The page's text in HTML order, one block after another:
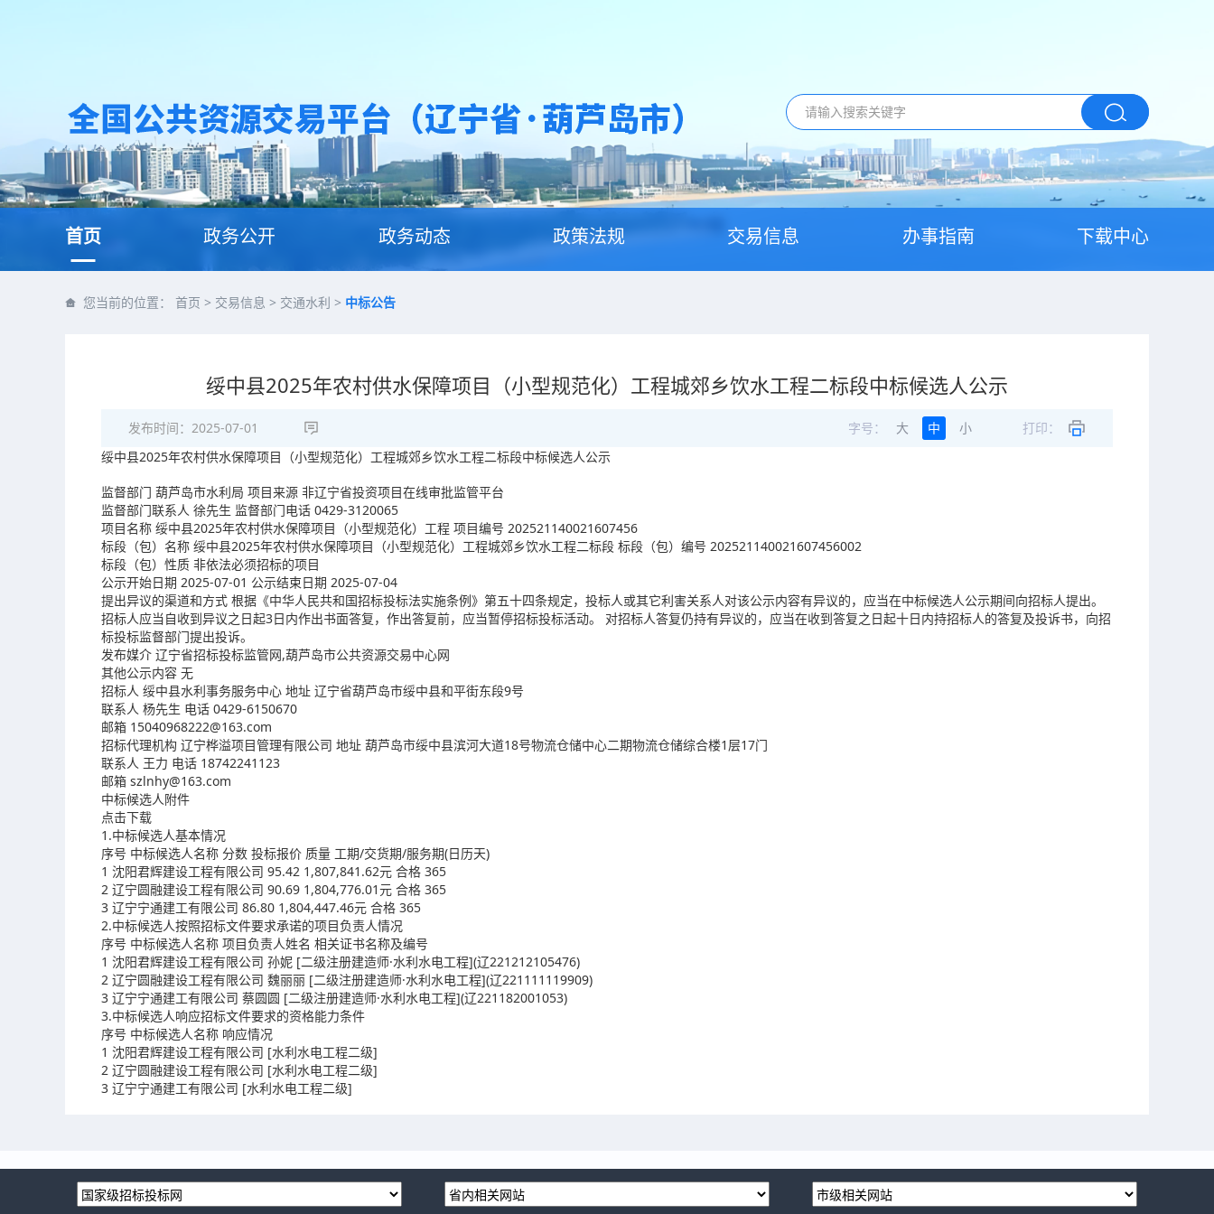
首页 政务公开 政务动态 政策法规 交易信息 办事指南 下载中心
您当前的位置： 首页 > 交易信息 > 交通水利 > 中标公告
绥中县2025年农村供水保障项目（小型规范化）工程城郊乡饮水工程二标段中标候选人公示
发布时间： 2025-07-01 字号： 大 中 小
打印：
绥中县2025年农村供水保障项目（小型规范化）工程城郊乡饮水工程二标段中标候选人公示
监督部门 葫芦岛市水利局 项目来源 非辽宁省投资项目在线审批监管平台
监督部门联系人 徐先生 监督部门电话 0429-3120065
项目名称 绥中县2025年农村供水保障项目（小型规范化）工程 项目编号 202521140021607456
标段（包）名称 绥中县2025年农村供水保障项目（小型规范化）工程城郊乡饮水工程二标段 标段（包）编号 202521140021607456002
标段（包）性质 非依法必须招标的项目
公示开始日期 2025-07-01 公示结束日期 2025-07-04
提出异议的渠道和方式 根据《中华人民共和国招标投标法实施条例》第五十四条规定，投标人或其它利害关系人对该公示内容有异议的，应当在中标候选人公示期间向招标人提出。
招标人应当自收到异议之日起3日内作出书面答复，作出答复前，应当暂停招标投标活动。 对招标人答复仍持有异议的，应当在收到答复之日起十日内持招标人的答复及投诉书，向招
标投标监督部门提出投诉。
发布媒介 辽宁省招标投标监管网,葫芦岛市公共资源交易中心网
其他公示内容 无
招标人 绥中县水利事务服务中心 地址 辽宁省葫芦岛市绥中县和平街东段9号
联系人 杨先生 电话 0429-6150670
邮箱 15040968222@163.com
招标代理机构 辽宁桦溢项目管理有限公司 地址 葫芦岛市绥中县滨河大道18号物流仓储中心二期物流仓储综合楼1层17门
联系人 王力 电话 18742241123
邮箱 szlnhy@163.com
中标候选人附件
点击下载
1.中标候选人基本情况
序号 中标候选人名称 分数 投标报价 质量 工期/交货期/服务期(日历天)
1 沈阳君辉建设工程有限公司 95.42 1,807,841.62元 合格 365
2 辽宁圆融建设工程有限公司 90.69 1,804,776.01元 合格 365
3 辽宁宁通建工有限公司 86.80 1,804,447.46元 合格 365
2.中标候选人按照招标文件要求承诺的项目负责人情况
序号 中标候选人名称 项目负责人姓名 相关证书名称及编号
1 沈阳君辉建设工程有限公司 孙妮 [二级注册建造师·水利水电工程](辽221212105476)
2 辽宁圆融建设工程有限公司 魏丽丽 [二级注册建造师·水利水电工程](辽221111119909)
3 辽宁宁通建工有限公司 蔡圆圆 [二级注册建造师·水利水电工程](辽221182001053)
3.中标候选人响应招标文件要求的资格能力条件
序号 中标候选人名称 响应情况
1 沈阳君辉建设工程有限公司 [水利水电工程二级]
2 辽宁圆融建设工程有限公司 [水利水电工程二级]
3 辽宁宁通建工有限公司 [水利水电工程二级]